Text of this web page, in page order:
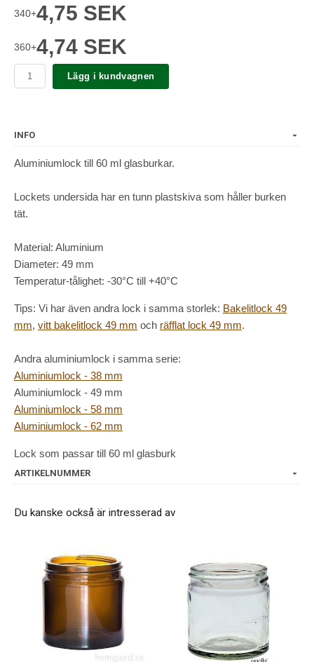
340+4,75 SEK
360+4,74 SEK
Lägg i kundvagnen
INFO
Aluminiumlock till 60 ml glasburkar.
Lockets undersida har en tunn plastskiva som håller burken
tät.
Material: Aluminium
Diameter: 49 mm
Temperatur-tålighet: -30°C till +40°C
Tips: Vi har även andra lock i samma storlek: Bakelitlock 49
mm, vitt bakelitlock 49 mm och räfflat lock 49 mm.
Andra aluminiumlock i samma serie:
Aluminiumlock - 38 mm
Aluminiumlock - 49 mm
Aluminiumlock - 58 mm
Aluminiumlock - 62 mm
Lock som passar till 60 ml glasburk
ARTIKELNUMMER
Du kanske också är intresserad av